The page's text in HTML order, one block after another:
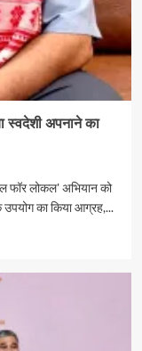
स्वदेशी अपनाने का
फॉर लोकल' अभियान को
का किया आग्रह,...